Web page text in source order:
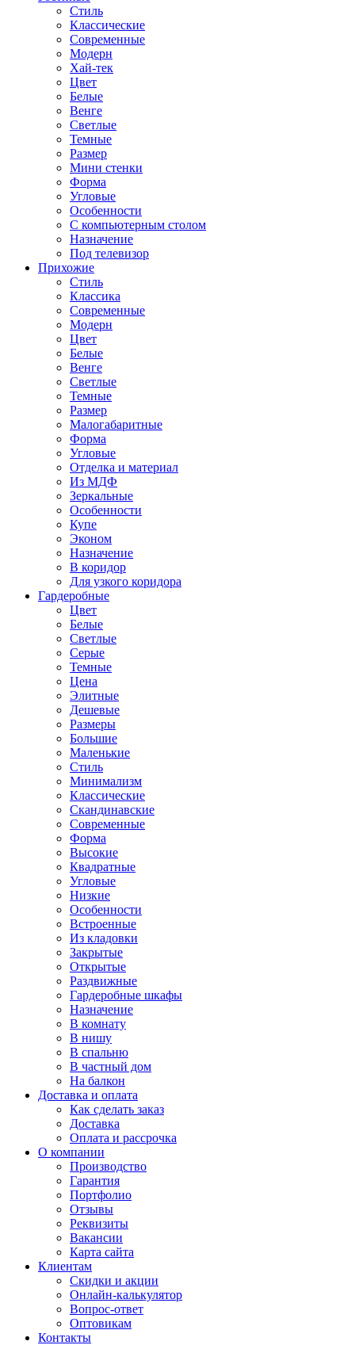
Стиль
Классические
Современные
Модерн
Хай-тек
Цвет
Белые
Венге
Светлые
Темные
Размер
Мини стенки
Форма
Угловые
Особенности
С компьютерным столом
Назначение
Под телевизор
Прихожие
Стиль
Классика
Современные
Модерн
Цвет
Белые
Венге
Светлые
Темные
Размер
Малогабаритные
Форма
Угловые
Отделка и материал
Из МДФ
Зеркальные
Особенности
Купе
Эконом
Назначение
В коридор
Для узкого коридора
Гардеробные
Цвет
Белые
Светлые
Серые
Темные
Цена
Элитные
Дешевые
Размеры
Большие
Маленькие
Стиль
Минимализм
Классические
Скандинавские
Современные
Форма
Высокие
Квадратные
Угловые
Низкие
Особенности
Встроенные
Из кладовки
Закрытые
Открытые
Раздвижные
Гардеробные шкафы
Назначение
В комнату
В нишу
В спальню
В частный дом
На балкон
Доставка и оплата
Как сделать заказ
Доставка
Оплата и рассрочка
О компании
Производство
Гарантия
Портфолио
Отзывы
Реквизиты
Вакансии
Карта сайта
Клиентам
Скидки и акции
Онлайн-калькулятор
Вопрос-ответ
Оптовикам
Контакты